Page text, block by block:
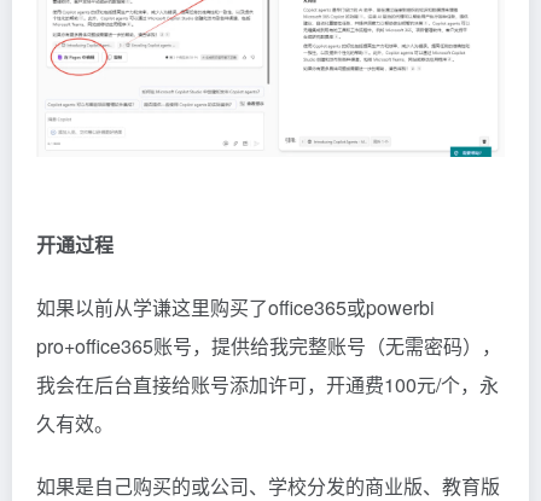
开通过程
如果以前从学谦这里购买了office365或powerbi
pro+office365账号，提供给我完整账号（无需密码），
我会在后台直接给账号添加许可，开通费100元/个，永
久有效。
如果是自己购买的或公司、学校分发的商业版、教育版